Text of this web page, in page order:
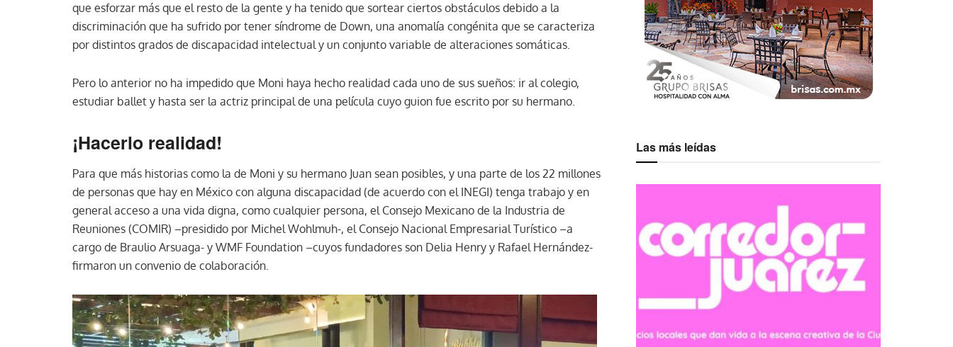
que esforzar más que el resto de la gente y ha tenido que sortear ciertos obstáculos debido a la
discriminación que ha sufrido por tener síndrome de Down, una anomalía congénita que se caracteriza
por distintos grados de discapacidad intelectual y un conjunto variable de alteraciones somáticas.
Pero lo anterior no ha impedido que Moni haya hecho realidad cada uno de sus sueños: ir al colegio,
estudiar ballet y hasta ser la actriz principal de una película cuyo guion fue escrito por su hermano.
¡Hacerlo realidad!
Para que más historias como la de Moni y su hermano Juan sean posibles, y una parte de los 22 millones
de personas que hay en México con alguna discapacidad (de acuerdo con el INEGI) tenga trabajo y en
general acceso a una vida digna, como cualquier persona, el Consejo Mexicano de la Industria de
Reuniones (COMIR) –presidido por Michel Wohlmuh-, el Consejo Nacional Empresarial Turístico –a
cargo de Braulio Arsuaga- y WMF Foundation –cuyos fundadores son Delia Henry y Rafael Hernández-
firmaron un convenio de colaboración.
Las más leídas